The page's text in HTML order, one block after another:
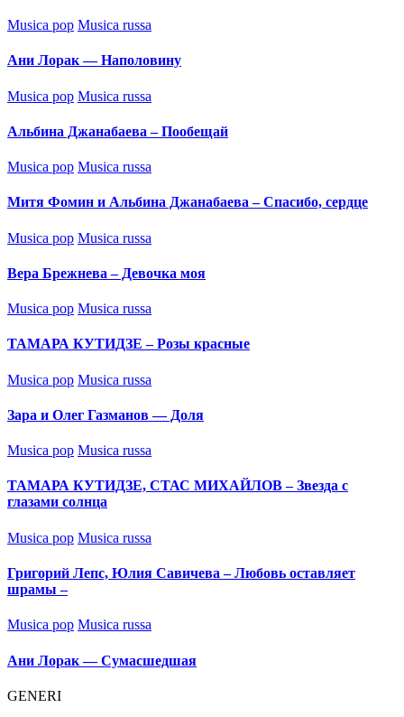
Posted
Musica pop Musica russa
Ани Лорак — Наполовину
Posted
Musica pop Musica russa
Альбина Джанабаева – Пообещай
Posted
Musica pop Musica russa
Митя Фомин и Альбина Джанабаева – Спасибо, сердце
Posted
Musica pop Musica russa
Вера Брежнева – Девочка моя
Posted
Musica pop Musica russa
ТАМАРА КУТИДЗЕ – Розы красные
Posted
Musica pop Musica russa
Зара и Олег Газманов — Доля
Posted
Musica pop Musica russa
ТАМАРА КУТИДЗЕ, СТАС МИХАЙЛОВ – Звезда с
глазами солнца
Posted
Musica pop Musica russa
Григорий Лепс, Юлия Савичева – Любовь оставляет
шрамы –
Posted
Musica pop Musica russa
Ани Лорак — Сумасшедшая
GENERI